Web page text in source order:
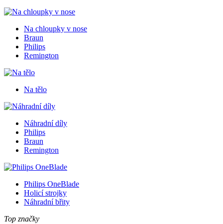
Na chloupky v nose
Braun
Philips
Remington
Na tělo
Náhradní díly
Philips
Braun
Remington
Philips OneBlade
Holicí strojky
Náhradní břity
Top značky